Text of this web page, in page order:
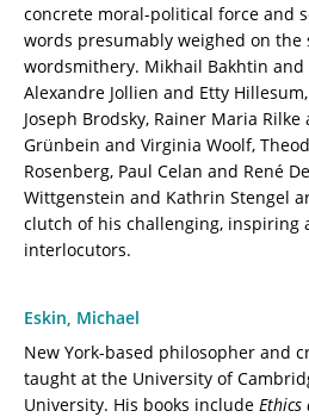
concrete moral-political force and
words presumably weighed on the
wordsmithery. Mikhail Bakhtin and
Alexandre Jollien and Etty
Joseph Brodsky, Rainer Maria
Grünbein and Virginia Woolf,
Rosenberg, Paul Celan and René
Wittgenstein and Kathrin Stengel
clutch of his challenging, inspiring
interlocutors.
Eskin, Michael
New York-based philosopher and
taught at the University of
University. His books include